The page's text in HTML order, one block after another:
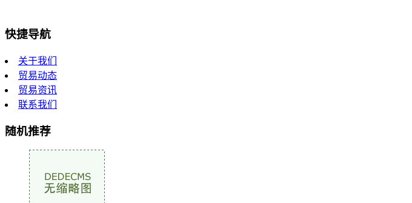
快捷导航
关于我们
贸易动态
贸易资讯
联系我们
随机推荐